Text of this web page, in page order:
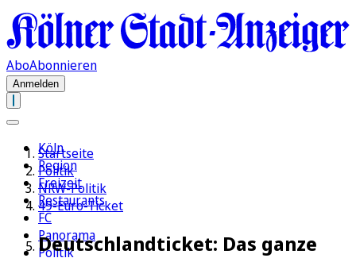
AboAbonnieren
Anmelden
Köln
Region
Freizeit
Restaurants
FC
Panorama
Politik
Startseite
Politik
NRW-Politik
49-Euro-Ticket
Deutschlandticket: Das ganze